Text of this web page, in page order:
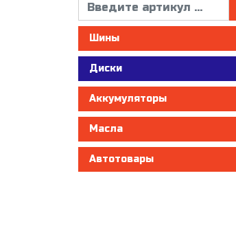
Шины
Диски
Аккумуляторы
Масла
Автотовары